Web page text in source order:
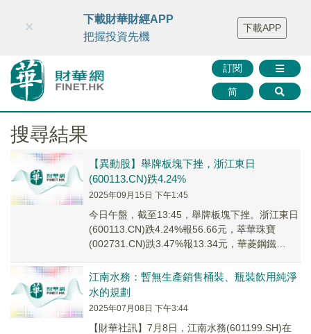
財華智庫網 FINTV FINMETA 財華證券 媒體矩陣
智庫沙龍
聯絡我們
訂閱
简
×
下載財華財經APP
把握投資先機
下載APP
搜尋結果
【異動股】舉牌板塊下挫，浙江東日
(600113.CN)跌4.24%
2025年09月15日 下午1:45
今日午盤，截至13:45，舉牌板塊下挫。浙江東日
(600113.CN)跌4.24%報56.66元，萃華珠寶
(002731.CN)跌3.47%報13.34元，華菱鋼鐵
江南水務：暫無生產銷售桶裝、瓶裝飲用純淨
水的規劃
2025年07月08日 下午3:44
【財華社訊】7月8日，江南水務(601199.SH)在